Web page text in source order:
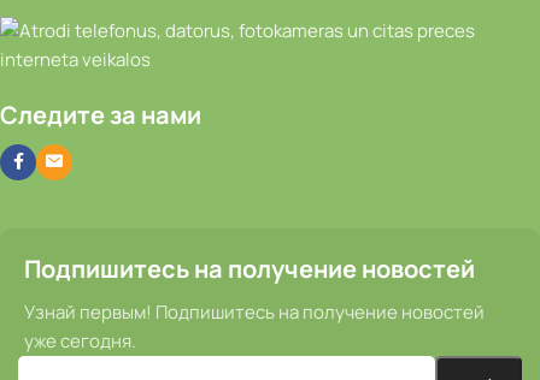
Следите за нами
Подпишитесь на получение новостей
Узнай первым! Подпишитесь на получение новостей
уже сегодня.